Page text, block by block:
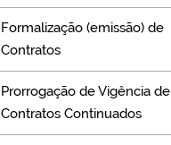
Formalização (emissão) de
Contratos
Prorrogação de Vigência de
Contratos Continuados